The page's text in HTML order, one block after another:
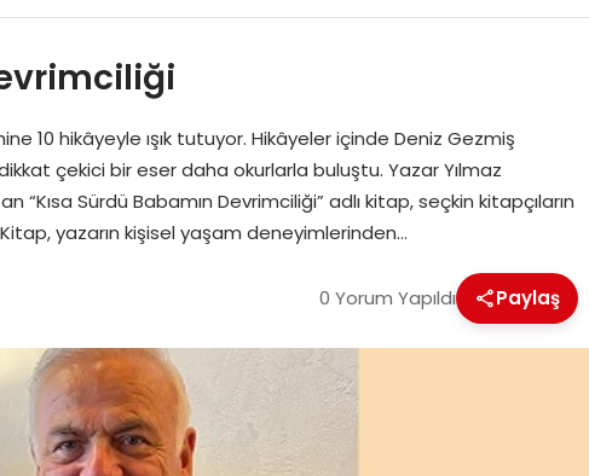
10 hikâyeyle ışık tutuyor. Hikâyeler içinde Deniz Gezmiş
çekici bir eser daha okurlarla buluştu. Yazar Yılmaz
“Kısa Sürdü Babamın Devrimciliği” adlı kitap, seçkin kitapçıların
yazarın kişisel yaşam deneyimlerinden…
0 Yorum Yapıldı Paylaş